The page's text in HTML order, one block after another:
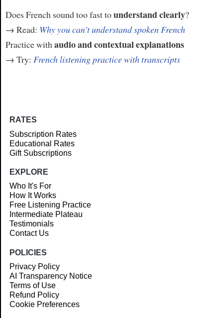
Does French sound too fast tounderstand clearly?
→ Read: Why you can't understand spoken French
Practice withaudio and contextual explanations
→ Try: French listening practice with transcripts
RATES
Subscription Rates
Educational Rates
Gift Subscriptions
EXPLORE
Who It's For
How It Works
Free Listening Practice
Intermediate Plateau
Testimonials
Contact Us
POLICIES
Privacy Policy
AI Transparency Notice
Terms of Use
Refund Policy
Cookie Preferences